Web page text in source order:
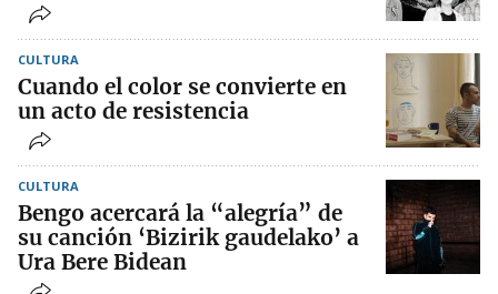
CULTURA
Cuando el color se convierte en
un acto de resistencia
CULTURA
Bengo acercará la “alegría” de
su canción ‘Bizirik gaudelako’ a
Ura Bere Bidean